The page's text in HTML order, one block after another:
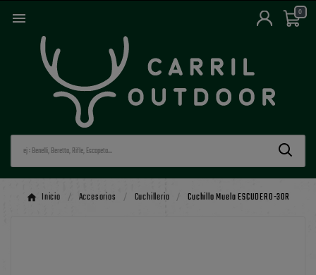
 0
Inicio Accesorios Cuchilleria Cuchillo Muela ESCUDERO-30R